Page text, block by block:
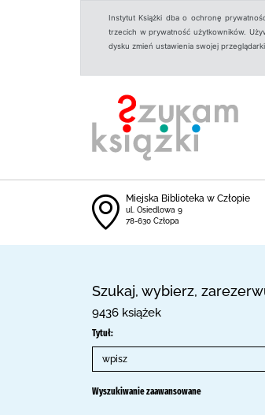
Instytut Książki dba o ochronę
trzecich w prywatność użytkowników.
dysku zmień ustawienia swojej
Miejska Biblioteka w Człopie
ul. Osiedlowa 9
78-630 Człopa
Szukaj, wybierz,
9436 książek
Tytuł:
Wyszukiwanie zaawansowane